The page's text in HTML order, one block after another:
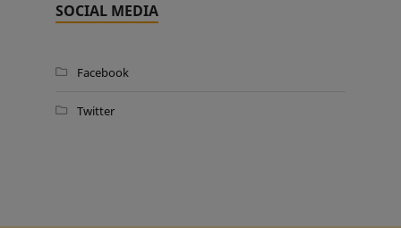
SOCIAL MEDIA
Facebook
Twitter